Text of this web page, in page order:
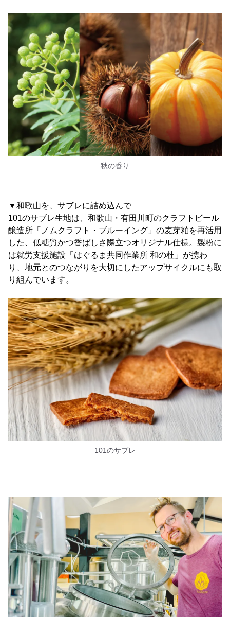
秋の香り
▼和歌山を、サブレに詰め込んで
101のサブレ生地は、和歌山・有田川町のクラフトビール
醸造所「ノムクラフト・ブルーイング」の麦芽粕を再活用
した、低糖質かつ香ばしさ際立つオリジナル仕様。製粉に
は就労支援施設「はぐるま共同作業所 和の杜」が携わ
り、地元とのつながりを大切にしたアップサイクルにも取
り組んでいます。
101のサブレ